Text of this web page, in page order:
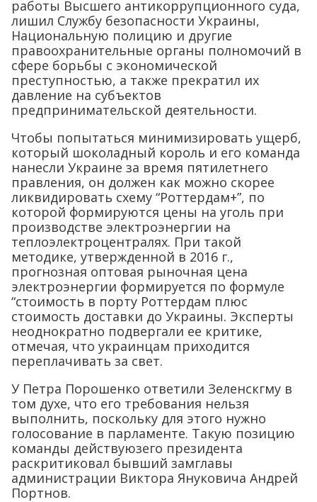
работы Высшего антикоррупционного суда,
лишил Службу безопасности Украины,
Национальную полицию и другие
правоохранительные органы полномочий в
сфере борьбы с экономической
преступностью, а также прекратил их
давление на субъектов
предпринимательской деятельности.
Чтобы попытаться минимизировать ущерб,
который шоколадный король и его команда
нанесли Украине за время пятилетнего
правления, он должен как можно скорее
ликвидировать схему “Роттердам+”, по
которой формируются цены на уголь при
производстве электроэнергии на
теплоэлектроцентралях. При такой
методике, утвержденной в 2016 г.,
прогнозная оптовая рыночная цена
электроэнергии формируется по формуле
“стоимость в порту Роттердам плюс
стоимость доставки до Украины. Эксперты
неоднократно подвергали ее критике,
отмечая, что украинцам приходится
переплачивать за свет.
У Петра Порошенко ответили Зеленскгму в
том духе, что его требования нельзя
выполнить, поскольку для этого нужно
голосование в парламенте. Такую позицию
команды действуюзего президента
раскритиковал бывший замглавы
администрации Виктора Януковича Андрей
Портнов.